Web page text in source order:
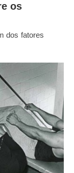
os
dos fatores